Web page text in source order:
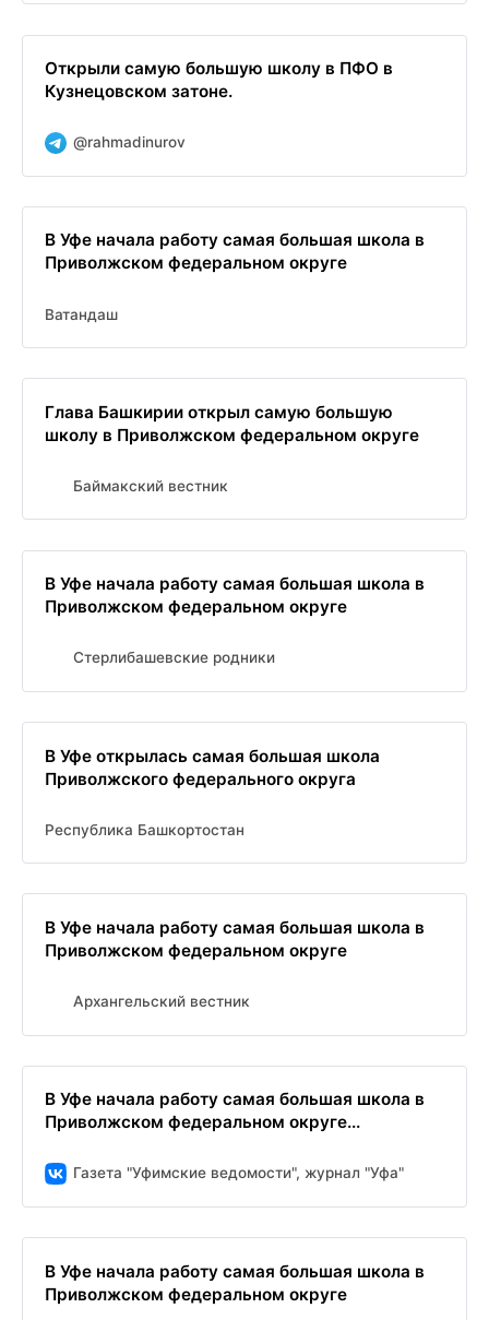
Открыли самую большую школу в ПФО в
Кузнецовском затоне.
@rahmadinurov
В Уфе начала работу самая большая школа в
Приволжском федеральном округе
Ватандаш
Глава Башкирии открыл самую большую
школу в Приволжском федеральном округе
Баймакский вестник
В Уфе начала работу самая большая школа в
Приволжском федеральном округе
Стерлибашевские родники
В Уфе открылась самая большая школа
Приволжского федерального округа
Республика Башкортостан
В Уфе начала работу самая большая школа в
Приволжском федеральном округе
Архангельский вестник
В Уфе начала работу самая большая школа в
Приволжском федеральном округе...
Газета "Уфимские ведомости", журнал "Уфа"
В Уфе начала работу самая большая школа в
Приволжском федеральном округе